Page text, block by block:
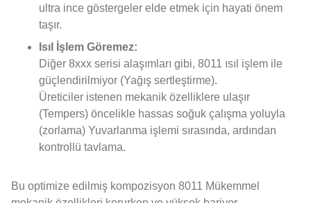
ultra ince göstergeler elde etmek için hayati önem
taşır.
Isıl İşlem Göremez:
Diğer 8xxx serisi alaşımları gibi, 8011 ısıl işlem ile
güçlendirilmiyor (Yağış sertleştirme).
Üreticiler istenen mekanik özelliklere ulaşır
(Tempers) öncelikle hassas soğuk çalışma yoluyla
(zorlama) Yuvarlanma işlemi sırasında, ardından
kontrollü tavlama.
Bu optimize edilmiş kompozisyon 8011 Mükemmel